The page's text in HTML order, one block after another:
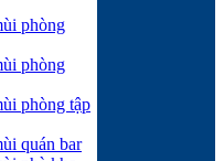
phòng
phòng
phòng tập
quán bar